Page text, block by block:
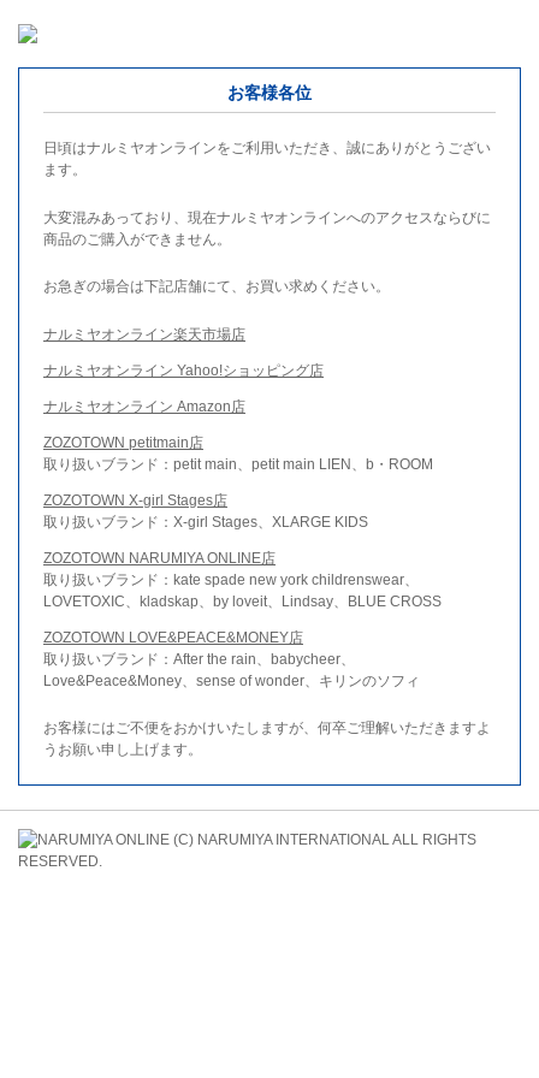
お客様各位
日頃はナルミヤオンラインをご利用いただき、誠にありがとうござい
ます。
大変混みあっており、現在ナルミヤオンラインへのアクセスならびに
商品のご購入ができません。
お急ぎの場合は下記店舗にて、お買い求めください。
ナルミヤオンライン楽天市場店
ナルミヤオンライン Yahoo!ショッピング店
ナルミヤオンライン Amazon店
ZOZOTOWN petitmain店
取り扱いブランド：petit main、petit main LIEN、b・ROOM
ZOZOTOWN X-girl Stages店
取り扱いブランド：X-girl Stages、XLARGE KIDS
ZOZOTOWN NARUMIYA ONLINE店
取り扱いブランド：kate spade new york childrenswear、
LOVETOXIC、kladskap、by loveit、Lindsay、BLUE CROSS
ZOZOTOWN LOVE&PEACE&MONEY店
取り扱いブランド：After the rain、babycheer、
Love&Peace&Money、sense of wonder、キリンのソフィ
お客様にはご不便をおかけいたしますが、何卒ご理解いただきますよ
うお願い申し上げます。